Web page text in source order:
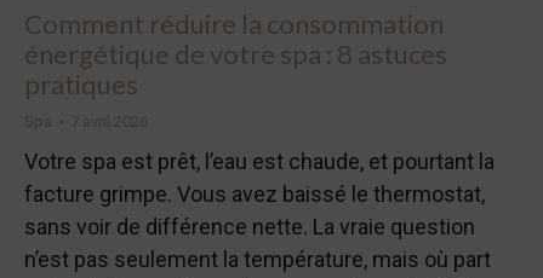
Comment réduire la consommation
énergétique de votre spa : 8 astuces
pratiques
Votre spa est prêt, l’eau est chaude, et pourtant la
facture grimpe. Vous avez baissé le thermostat,
sans voir de différence nette. La vraie question
n’est pas seulement la température, mais où part